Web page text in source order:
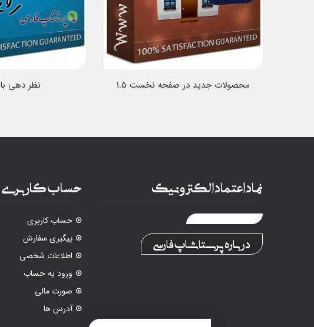
نظر دهی با Yotpo محصولات جدید در صفحه نخست 1.5
نماد اعتماد الکترونیک
درباره پرستاشاپ فارسی
حساب کاربری
حساب کاربری
پیگیری سفارش
اطلاعات شخصی
ورود به حساب
صورت مالی
آدرس ها